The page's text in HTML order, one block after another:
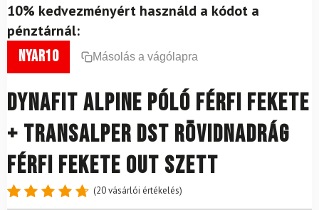
10% kedvezményért használd a kódot a
pénztárnál:
nyar10 Másolás a vágólapra
DYNAFIT Alpine Póló Férfi Fekete
+ Transalper DST Rövidnadrág
Férfi Fekete Out Szett
(20vásárlói értékelés)